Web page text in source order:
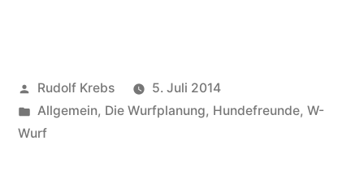
Veröffentlicht
von
Rudolf Krebs
5. Juli 2014
Veröffentlicht
in
Allgemein, Die Wurfplanung, Hundefreunde, W-
Wurf